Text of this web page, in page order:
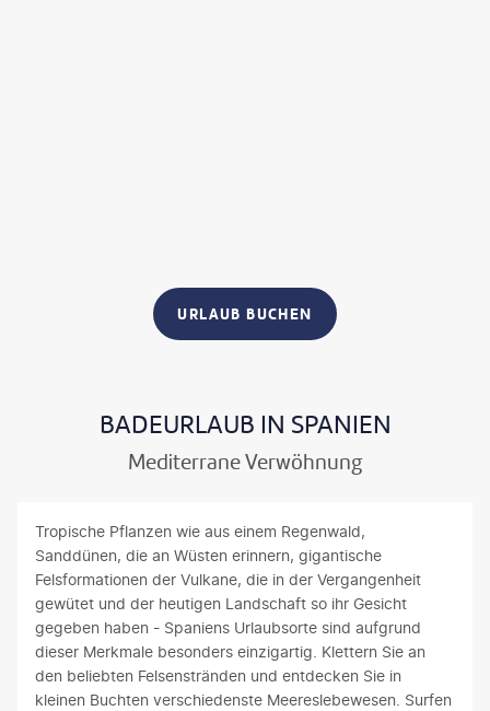
URLAUB BUCHEN
BADEURLAUB IN SPANIEN
Mediterrane Verwöhnung
Tropische Pflanzen wie aus einem Regenwald,
Sanddünen, die an Wüsten erinnern, gigantische
Felsformationen der Vulkane, die in der Vergangenheit
gewütet und der heutigen Landschaft so ihr Gesicht
gegeben haben - Spaniens Urlaubsorte sind aufgrund
dieser Merkmale besonders einzigartig. Klettern Sie an
den beliebten Felsenstränden und entdecken Sie in
kleinen Buchten verschiedenste Meereslebewesen. Surfen